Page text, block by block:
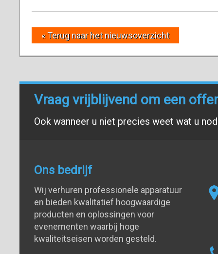
« Terug naar het nieuwsoverzicht
Vraag vrijblijvend om een
Ook wanneer u niet precies weet wat u
Ons bedrijf
Wij verhuren professionele apparatuur
en bieden kwalitatief hoogwaardige
producten en oplossingen voor
evenementen waarbij hoge
kwaliteitseisen worden gesteld.